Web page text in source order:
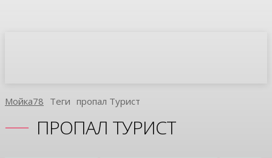
Мойка78 Теги Пропал Турист
ПРОПАЛ ТУРИСТ